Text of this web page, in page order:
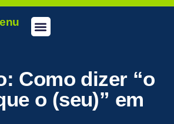
Como dizer “o
o (seu)” em